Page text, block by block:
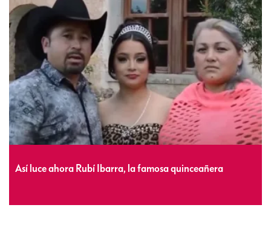
Así luce ahora Rubí Ibarra, la famosa quinceañera